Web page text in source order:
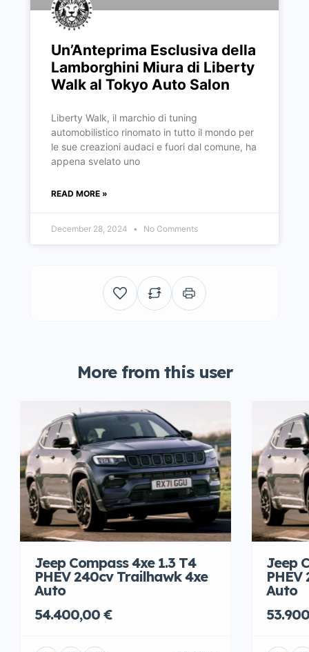
Un’Anteprima Esclusiva della
Lamborghini Miura di Liberty
Walk al Tokyo Auto Salon
Liberty Walk, il marchio di tuning
automobilistico rinomato in tutto il mondo per
le sue creazioni audaci e fuori dal comune, ha
appena svelato uno
READ MORE »
December 28, 2024 No Comments
More from this user
Jeep Compass 4xe 1.3 T4
PHEV 240cv Trailhawk 4xe
Auto
54.400,00 €
Jeep
Auto